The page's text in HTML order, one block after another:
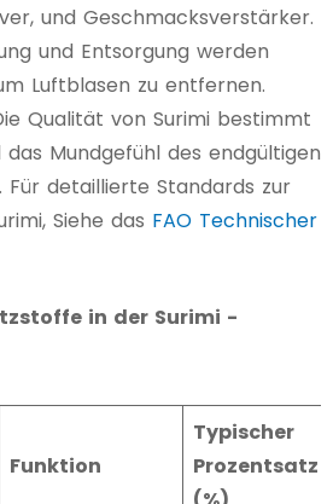
und Geschmacksverstärker.
und Entsorgung werden
Luftblasen zu entfernen.
Qualität von Surimi bestimmt
Mundgefühl des endgültigen
Für detaillierte Standards zur
Siehe das FAO Technischer
in der Surimi -
Funktion
Typischer
Prozentsatz